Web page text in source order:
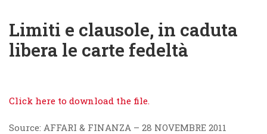
Limiti e clausole, in caduta
libera le carte fedeltà
Click here to download the file.
Source: AFFARI & FINANZA – 28 NOVEMBRE 2011